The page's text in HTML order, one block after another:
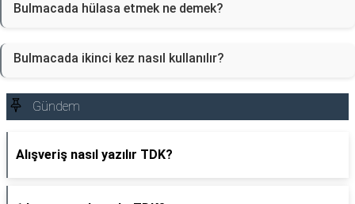
Bulmacada hülasa etmek ne demek?
Bulmacada ikinci kez nasıl kullanılır?
Gündem
Alışveriş nasıl yazılır TDK?